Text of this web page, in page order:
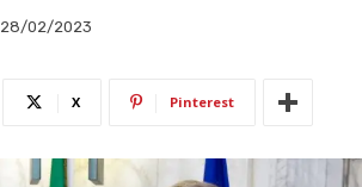
28/02/2023
X Pinterest